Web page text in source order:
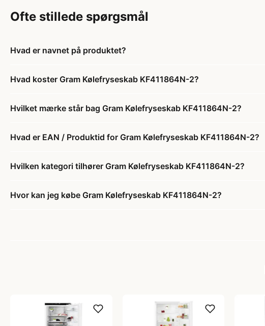
Ofte stillede spørgsmål
Hvad er navnet på produktet?
Hvad koster Gram Kølefryseskab KF411864N-2?
Hvilket mærke står bag Gram Kølefryseskab KF411864N-2?
Hvad er EAN / Produktid for Gram Kølefryseskab KF411864N-2?
Hvilken kategori tilhører Gram Kølefryseskab KF411864N-2?
Hvor kan jeg købe Gram Kølefryseskab KF411864N-2?